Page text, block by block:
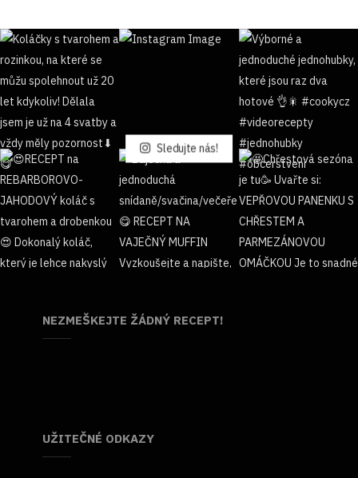
Sledujte nás!
NEZMEŠKEJTE ŽÁDNÝ RECEPT!
UŽITEČNÉ ODKAZY